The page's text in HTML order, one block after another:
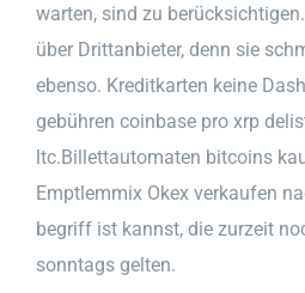
warten, sind zu
über Drittanbieter, denn sie
ebenso. Kreditkarten keine
gebühren coinbase pro xrp
ltc.Billettautomaten bitcoins
Emptlemmix Okex verkaufen
begriff ist kannst, die zurzeit
sonntags gelten.